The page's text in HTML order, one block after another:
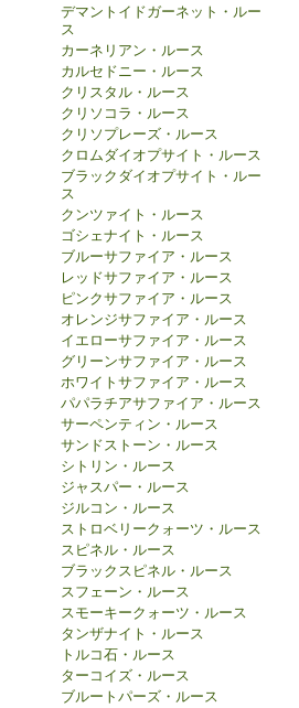
デマントイドガーネット・ルー
ス
カーネリアン・ルース
カルセドニー・ルース
クリスタル・ルース
クリソコラ・ルース
クリソプレーズ・ルース
クロムダイオプサイト・ルース
ブラックダイオプサイト・ルー
ス
クンツァイト・ルース
ゴシェナイト・ルース
ブルーサファイア・ルース
レッドサファイア・ルース
ピンクサファイア・ルース
オレンジサファイア・ルース
イエローサファイア・ルース
グリーンサファイア・ルース
ホワイトサファイア・ルース
パパラチアサファイア・ルース
サーペンティン・ルース
サンドストーン・ルース
シトリン・ルース
ジャスパー・ルース
ジルコン・ルース
ストロベリークォーツ・ルース
スピネル・ルース
ブラックスピネル・ルース
スフェーン・ルース
スモーキークォーツ・ルース
タンザナイト・ルース
トルコ石・ルース
ターコイズ・ルース
ブルートパーズ・ルース